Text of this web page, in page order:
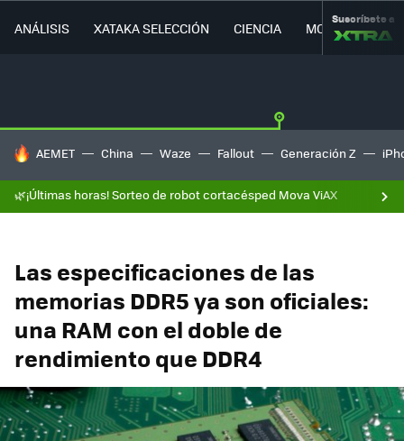
ANÁLISIS XATAKA SELECCIÓN CIENCIA MOVILIDAD
Suscríbete a
HOY SE HABLA DE
AEMET China Waze Fallout Generación Z
🌿¡Últimas horas! Sorteo de robot cortacésped Mova ViAX
Las especificaciones de las
memorias DDR5 ya son oficiales:
una RAM con el doble de
rendimiento que DDR4